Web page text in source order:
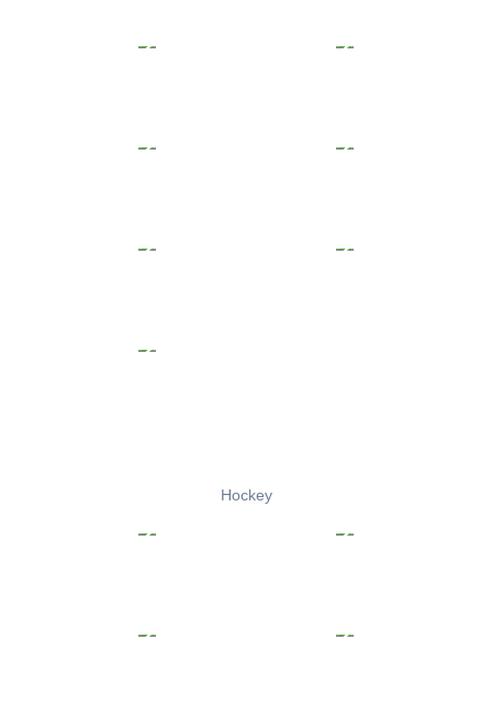
Hockey